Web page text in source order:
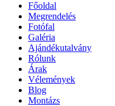
Főoldal
Megrendelés
Fotófal
Galéria
Ajándékutalvány
Rólunk
Árak
Vélemények
Blog
Montázs